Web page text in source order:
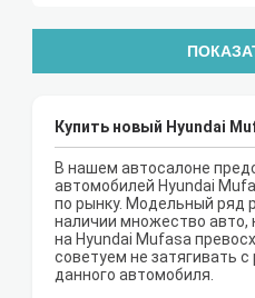
Купить новый Hyundai
В нашем автосалоне
автомобилей Hyundai
по рынку. Модельный ряд
наличии множество авто,
на Hyundai Mufasa
советуем не затягивать
данного автомобиля.